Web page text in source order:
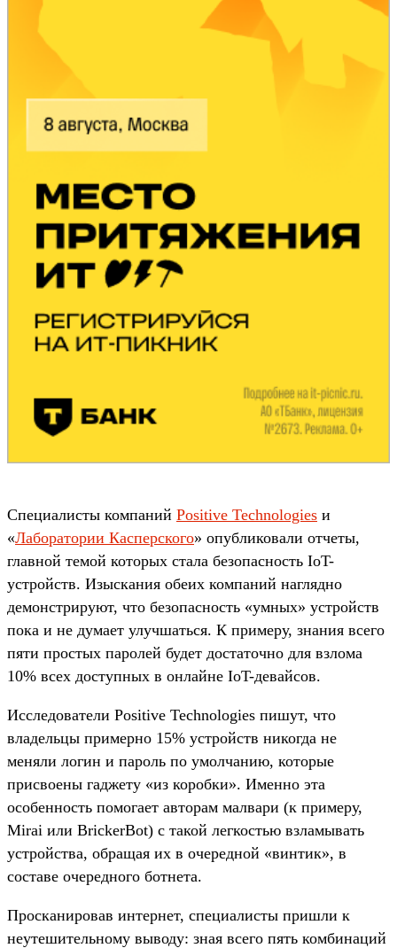
Специалисты компаний Positive Technologies и
«Лаборатории Касперского» опубликовали отчеты,
главной темой которых стала безопасность IoT-
устройств. Изыскания обеих компаний наглядно
демонстрируют, что безопасность «умных» устройств
пока и не думает улучшаться. К примеру, знания всего
пяти простых паролей будет достаточно для взлома
10% всех доступных в онлайне IoT-девайсов.
Исследователи Positive Technologies пишут, что
владельцы примерно 15% устройств никогда не
меняли логин и пароль по умолчанию, которые
присвоены гаджету «из коробки». Именно эта
особенность помогает авторам малвари (к примеру,
Mirai или BrickerBot) с такой легкостью взламывать
устройства, обращая их в очередной «винтик», в
составе очередного ботнета.
Просканировав интернет, специалисты пришли к
неутешительному выводу: зная всего пять комбинаций